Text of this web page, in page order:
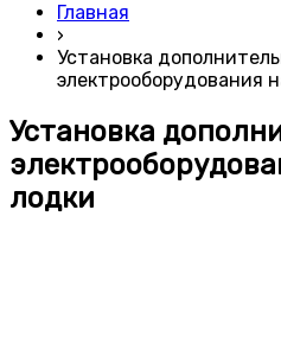
Главная
›
Установка
электрооборудования
Установка
лодки